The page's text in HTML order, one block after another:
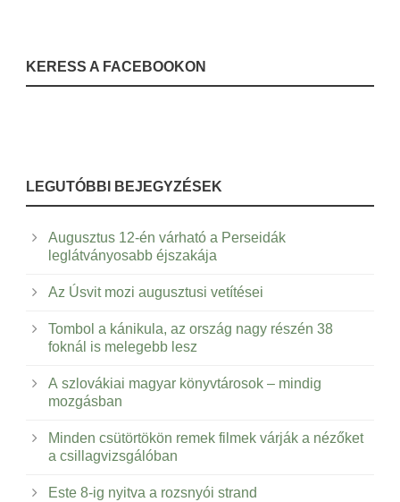
KERESS A FACEBOOKON
LEGUTÓBBI BEJEGYZÉSEK
Augusztus 12-én várható a Perseidák
leglátványosabb éjszakája
Az Úsvit mozi augusztusi vetítései
Tombol a kánikula, az ország nagy részén 38
foknál is melegebb lesz
A szlovákiai magyar könyvtárosok – mindig
mozgásban
Minden csütörtökön remek filmek várják a nézőket
a csillagvizsgálóban
Este 8-ig nyitva a rozsnyói strand